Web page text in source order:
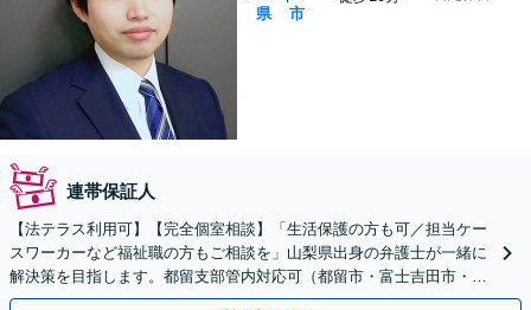
県
市
連帯保証人
【法テラス利用可】【完全個室相談】「生活保護の方も可／担当ケー
スワーカーなど福祉職の方もご相談を」山梨県出身の弁護士が一緒に
解決策を目指します。都留支部管内対応可（都留市・富士吉田市・大
月市・上野原市・富士河口湖町・西桂町ほか）